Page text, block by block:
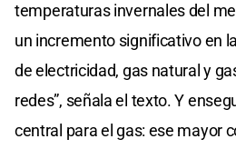
temperaturas invernales del
un incremento significativo en
de electricidad, gas natural y
redes”, señala el texto. Y
central para el gas: ese mayor